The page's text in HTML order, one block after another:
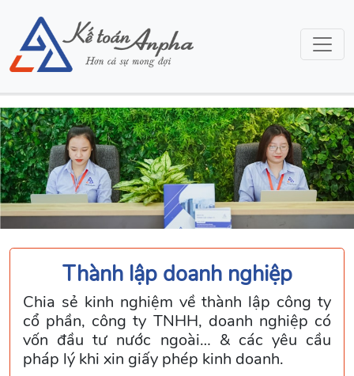
Thành lập doanh nghiệp
Chia sẻ kinh nghiệm về thành lập công ty
cổ phần, công ty TNHH, doanh nghiệp có
vốn đầu tư nước ngoài… & các yêu cầu
pháp lý khi xin giấy phép kinh doanh.